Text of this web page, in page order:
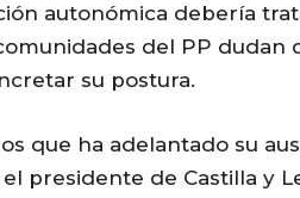
autonómica debería
del PP dudan
su postura.
que ha adelantado su
presidente de Castilla y